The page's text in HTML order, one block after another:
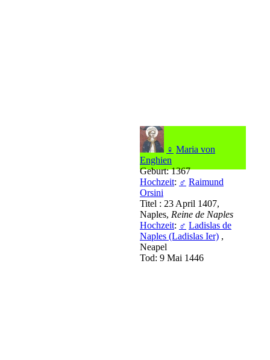
♀ Maria von
Enghien
Geburt: 1367
Hochzeit: ♂ Raimund
Orsini
Titel : 23 April 1407,
Naples, Reine de Naples
Hochzeit: ♂ Ladislas de
Naples (Ladislas Ier) ,
Neapel
Tod: 9 Mai 1446